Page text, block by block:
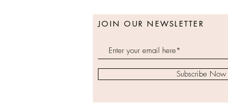
JOIN OUR NEWSLETTER
Subscribe Now